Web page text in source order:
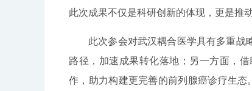
此次成果不仅是科研创新的体现，更是推
此次参会对武汉耦合医学具有多重
路径，加速成果转化落地；另一方面，
作，助力构建更完善的前列腺癌诊疗生